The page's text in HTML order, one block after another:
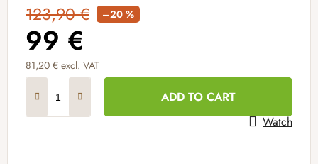
123,90 € –20 %
99 €
81,20 € excl. VAT
ADD TO CART
Watch